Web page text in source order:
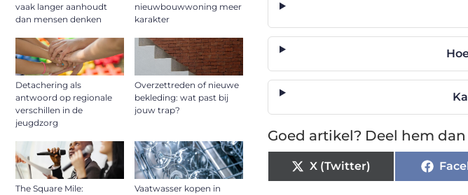
vaak langer aanhoudt
dan mensen denken
nieuwbouwwoning meer
karakter
Detachering als
antwoord op regionale
verschillen in de
jeugdzorg
Overzettreden of nieuwe
bekleding: wat past bij
jouw trap?
The Square Mile:
Vaatwasser kopen in
Goed artikel? Deel hem
X (Twitter)